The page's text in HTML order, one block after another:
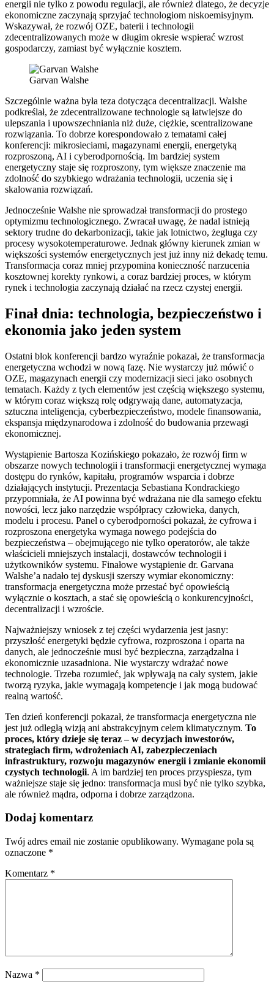
energii nie tylko z powodu regulacji, ale również dlatego, że decyzje
ekonomiczne zaczynają sprzyjać technologiom niskoemisyjnym.
Wskazywał, że rozwój OZE, baterii i technologii
zdecentralizowanych może w długim okresie wspierać wzrost
gospodarczy, zamiast być wyłącznie kosztem.
Garvan Walshe
Szczególnie ważna była teza dotycząca decentralizacji. Walshe
podkreślał, że zdecentralizowane technologie są łatwiejsze do
ulepszania i upowszechniania niż duże, ciężkie, scentralizowane
rozwiązania. To dobrze korespondowało z tematami całej
konferencji: mikrosieciami, magazynami energii, energetyką
rozproszoną, AI i cyberodpornością. Im bardziej system
energetyczny staje się rozproszony, tym większe znaczenie ma
zdolność do szybkiego wdrażania technologii, uczenia się i
skalowania rozwiązań.
Jednocześnie Walshe nie sprowadzał transformacji do prostego
optymizmu technologicznego. Zwracał uwagę, że nadal istnieją
sektory trudne do dekarbonizacji, takie jak lotnictwo, żegluga czy
procesy wysokotemperaturowe. Jednak główny kierunek zmian w
większości systemów energetycznych jest już inny niż dekadę temu.
Transformacja coraz mniej przypomina konieczność narzucenia
kosztownej korekty rynkowi, a coraz bardziej proces, w którym
rynek i technologia zaczynają działać na rzecz czystej energii.
Finał dnia: technologia, bezpieczeństwo i
ekonomia jako jeden system
Ostatni blok konferencji bardzo wyraźnie pokazał, że transformacja
energetyczna wchodzi w nową fazę. Nie wystarczy już mówić o
OZE, magazynach energii czy modernizacji sieci jako osobnych
tematach. Każdy z tych elementów jest częścią większego systemu,
w którym coraz większą rolę odgrywają dane, automatyzacja,
sztuczna inteligencja, cyberbezpieczeństwo, modele finansowania,
ekspansja międzynarodowa i zdolność do budowania przewagi
ekonomicznej.
Wystąpienie Bartosza Kozińskiego pokazało, że rozwój firm w
obszarze nowych technologii i transformacji energetycznej wymaga
dostępu do rynków, kapitału, programów wsparcia i dobrze
działających instytucji. Prezentacja Sebastiana Kondrackiego
przypomniała, że AI powinna być wdrażana nie dla samego efektu
nowości, lecz jako narzędzie współpracy człowieka, danych,
modelu i procesu. Panel o cyberodporności pokazał, że cyfrowa i
rozproszona energetyka wymaga nowego podejścia do
bezpieczeństwa – obejmującego nie tylko operatorów, ale także
właścicieli mniejszych instalacji, dostawców technologii i
użytkowników systemu. Finałowe wystąpienie dr. Garvana
Walshe’a nadało tej dyskusji szerszy wymiar ekonomiczny:
transformacja energetyczna może przestać być opowieścią
wyłącznie o kosztach, a stać się opowieścią o konkurencyjności,
decentralizacji i wzroście.
Najważniejszy wniosek z tej części wydarzenia jest jasny:
przyszłość energetyki będzie cyfrowa, rozproszona i oparta na
danych, ale jednocześnie musi być bezpieczna, zarządzalna i
ekonomicznie uzasadniona. Nie wystarczy wdrażać nowe
technologie. Trzeba rozumieć, jak wpływają na cały system, jakie
tworzą ryzyka, jakie wymagają kompetencje i jak mogą budować
realną wartość.
Ten dzień konferencji pokazał, że transformacja energetyczna nie
jest już odległą wizją ani abstrakcyjnym celem klimatycznym. To
proces, który dzieje się teraz – w decyzjach inwestorów,
strategiach firm, wdrożeniach AI, zabezpieczeniach
infrastruktury, rozwoju magazynów energii i zmianie ekonomii
czystych technologii. A im bardziej ten proces przyspiesza, tym
ważniejsze staje się jedno: transformacja musi być nie tylko szybka,
ale również mądra, odporna i dobrze zarządzona.
Dodaj komentarz
Twój adres email nie zostanie opublikowany. Wymagane pola są
oznaczone *
Komentarz *
Nazwa *